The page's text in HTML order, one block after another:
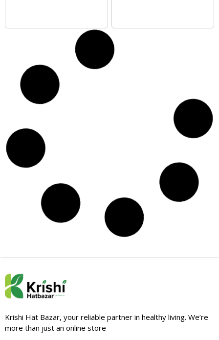
Krishi Hat Bazar, your reliable partner in healthy living. We’re
more than just an online store